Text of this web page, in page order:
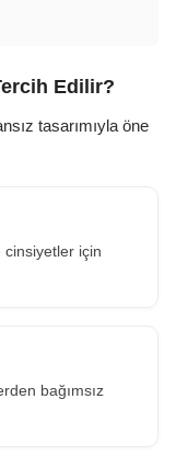
Edilir?
tasarımıyla öne
cinsiyetler için
bağımsız